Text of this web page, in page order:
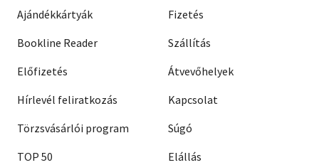
Ajándékkártyák
Bookline Reader
Előfizetés
Hírlevél feliratkozás
Törzsvásárlói program
TOP 50
Fizetés
Szállítás
Átvevőhelyek
Kapcsolat
Súgó
Elállás